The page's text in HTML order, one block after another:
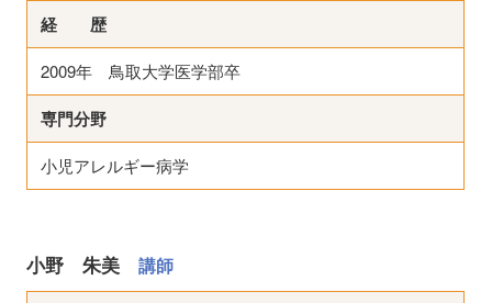
経 歴
2009年 鳥取大学医学部卒
専門分野
小児アレルギー病学
小野 朱美講師